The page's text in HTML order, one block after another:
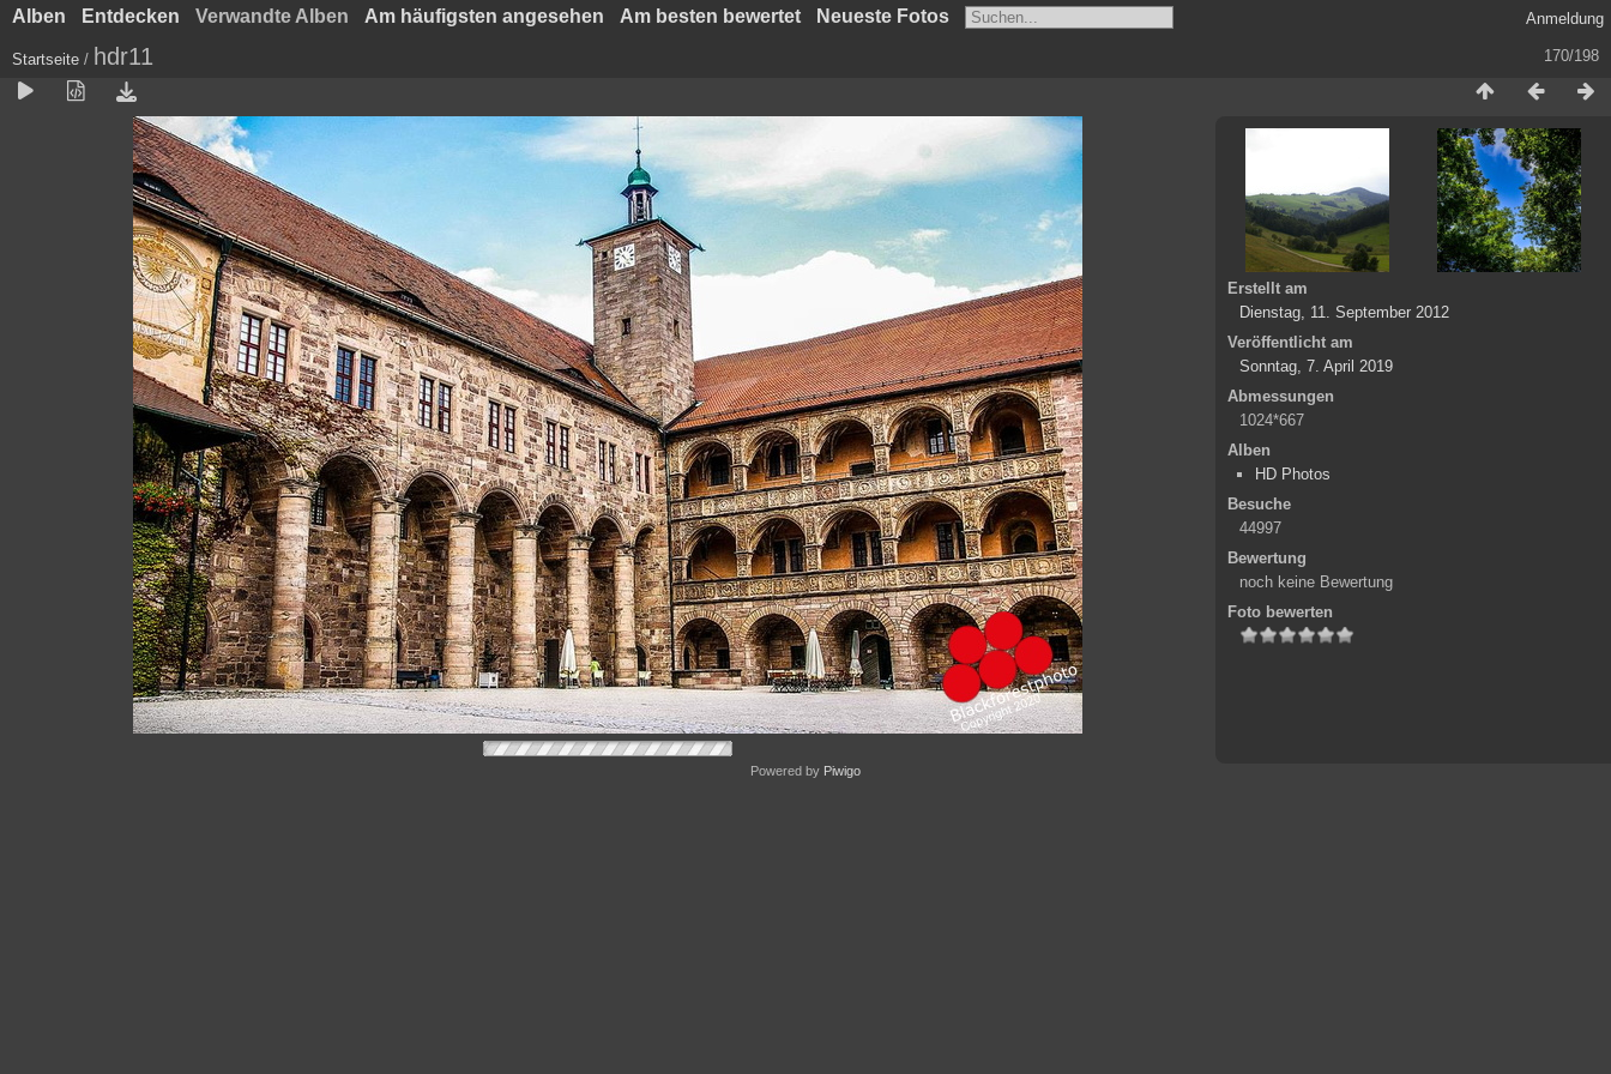
Alben Entdecken Verwandte Alben Am häufigsten angesehen Am besten bewertet Neueste Fotos Anmeldung
170/198
Startseite / hdr11
Erstellt am
Dienstag, 11. September 2012
Veröffentlicht am
Sonntag, 7. April 2019
Abmessungen
1024*667
Alben
HD Photos
Besuche
44997
Bewertung
noch keine Bewertung
Foto bewerten
Powered by Piwigo